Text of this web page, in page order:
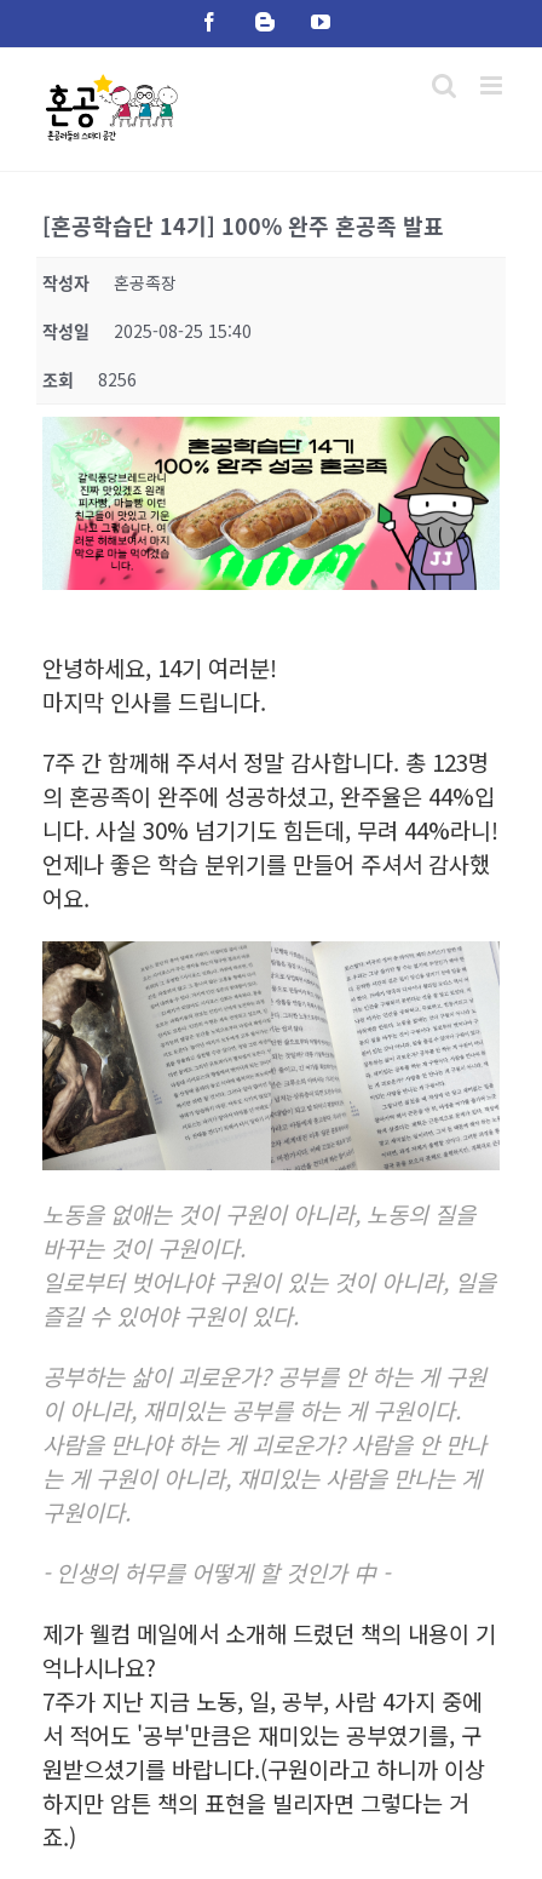
FacebookBloggerYouTube
[혼공학습단 14기] 100% 완주 혼공족 발표
작성자
혼공족장
작성일
2025-08-25 15:40
조회
8256
안녕하세요, 14기 여러분!
마지막 인사를 드립니다.
7주 간 함께해 주셔서 정말 감사합니다. 총 123명
의 혼공족이 완주에 성공하셨고, 완주율은 44%입
니다. 사실 30% 넘기기도 힘든데, 무려 44%라니!
언제나 좋은 학습 분위기를 만들어 주셔서 감사했
어요.
노동을 없애는 것이 구원이 아니라, 노동의 질을
바꾸는 것이 구원이다.
일로부터 벗어나야 구원이 있는 것이 아니라, 일을
즐길 수 있어야 구원이 있다.
공부하는 삶이 괴로운가? 공부를 안 하는 게 구원
이 아니라, 재미있는 공부를 하는 게 구원이다.
사람을 만나야 하는 게 괴로운가? 사람을 안 만나
는 게 구원이 아니라, 재미있는 사람을 만나는 게
구원이다.
- 인생의 허무를 어떻게 할 것인가 中 -
제가 웰컴 메일에서 소개해 드렸던 책의 내용이 기
억나시나요?
7주가 지난 지금 노동, 일, 공부, 사람 4가지 중에
서 적어도 '공부'만큼은 재미있는 공부였기를, 구
원받으셨기를 바랍니다.(구원이라고 하니까 이상
하지만 암튼 책의 표현을 빌리자면 그렇다는 거
죠.)